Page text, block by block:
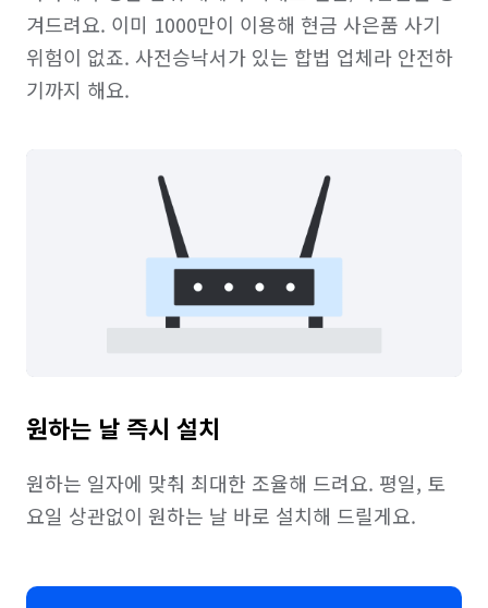
겨드려요. 이미 1000만이 이용해 현금 사은품 사기
위험이 없죠. 사전승낙서가 있는 합법 업체라 안전하
기까지 해요.
원하는 날 즉시 설치
원하는 일자에 맞춰 최대한 조율해 드려요. 평일, 토
요일 상관없이 원하는 날 바로 설치해 드릴게요.